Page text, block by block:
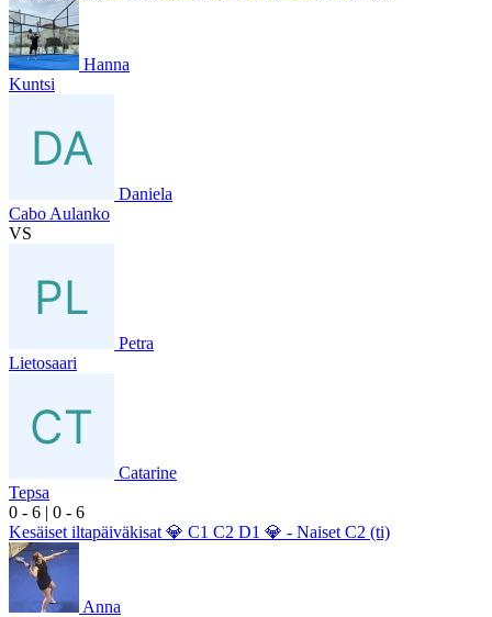
Hanna
Kuntsi
Daniela
Cabo Aulanko
VS
Petra
Lietosaari
Catarine
Tepsa
0 - 6 | 0 - 6
Kesäiset iltapäiväkisat 💎 C1 C2 D1 💎 - Naiset C2 (ti)
Anna